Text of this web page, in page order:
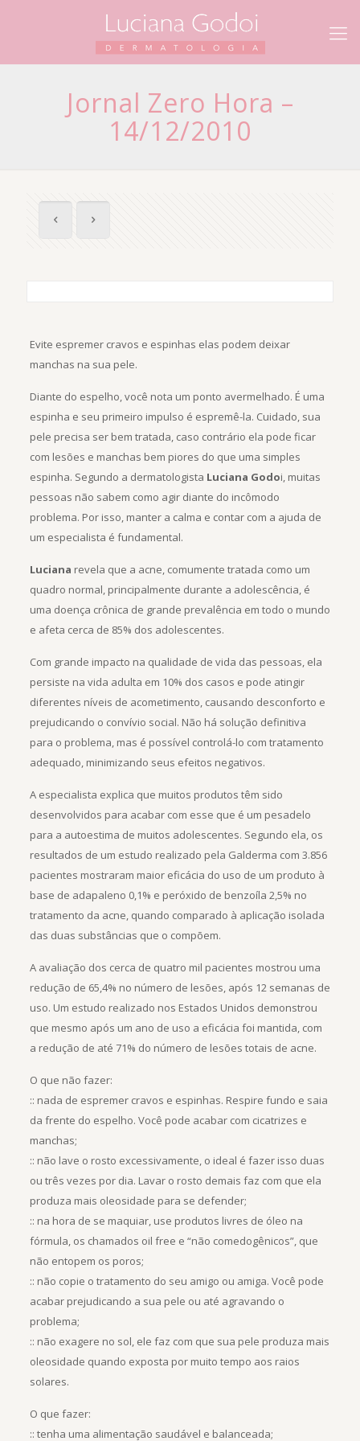
Jornal Zero Hora –
14/12/2010
Evite espremer cravos e espinhas elas podem deixar
manchas na sua pele.
Diante do espelho, você nota um ponto avermelhado. É uma
espinha e seu primeiro impulso é espremê-la. Cuidado, sua
pele precisa ser bem tratada, caso contrário ela pode ficar
com lesões e manchas bem piores do que uma simples
espinha. Segundo a dermatologista Luciana Godoi, muitas
pessoas não sabem como agir diante do incômodo
problema. Por isso, manter a calma e contar com a ajuda de
um especialista é fundamental.
Luciana revela que a acne, comumente tratada como um
quadro normal, principalmente durante a adolescência, é
uma doença crônica de grande prevalência em todo o mundo
e afeta cerca de 85% dos adolescentes.
Com grande impacto na qualidade de vida das pessoas, ela
persiste na vida adulta em 10% dos casos e pode atingir
diferentes níveis de acometimento, causando desconforto e
prejudicando o convívio social. Não há solução definitiva
para o problema, mas é possível controlá-lo com tratamento
adequado, minimizando seus efeitos negativos.
A especialista explica que muitos produtos têm sido
desenvolvidos para acabar com esse que é um pesadelo
para a autoestima de muitos adolescentes. Segundo ela, os
resultados de um estudo realizado pela Galderma com 3.856
pacientes mostraram maior eficácia do uso de um produto à
base de adapaleno 0,1% e peróxido de benzoíla 2,5% no
tratamento da acne, quando comparado à aplicação isolada
das duas substâncias que o compõem.
A avaliação dos cerca de quatro mil pacientes mostrou uma
redução de 65,4% no número de lesões, após 12 semanas de
uso. Um estudo realizado nos Estados Unidos demonstrou
que mesmo após um ano de uso a eficácia foi mantida, com
a redução de até 71% do número de lesões totais de acne.
O que não fazer:
:: nada de espremer cravos e espinhas. Respire fundo e saia
da frente do espelho. Você pode acabar com cicatrizes e
manchas;
:: não lave o rosto excessivamente, o ideal é fazer isso duas
ou três vezes por dia. Lavar o rosto demais faz com que ela
produza mais oleosidade para se defender;
:: na hora de se maquiar, use produtos livres de óleo na
fórmula, os chamados oil free e “não comedogênicos”, que
não entopem os poros;
:: não copie o tratamento do seu amigo ou amiga. Você pode
acabar prejudicando a sua pele ou até agravando o
problema;
:: não exagere no sol, ele faz com que sua pele produza mais
oleosidade quando exposta por muito tempo aos raios
solares.
O que fazer:
:: tenha uma alimentação saudável e balanceada;